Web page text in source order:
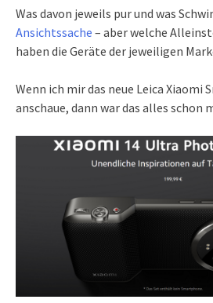
Was davon jeweils pur und was
Ansichtssache – aber welche
haben die Geräte der jeweiligen
Wenn ich mir das neue Leica Xiaomi
anschaue, dann war das alles schon